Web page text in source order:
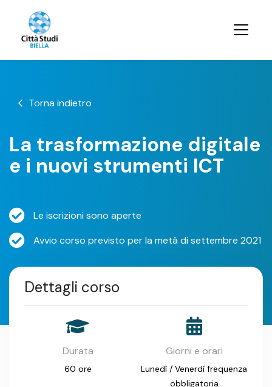
Torna indietro
La trasformazione digitale
e i nuovi strumenti ICT
Le iscrizioni sono aperte
Avvio corso previsto per la metà di settembre 2021
Dettagli corso
Durata
60 ore
Giorni e orari
Lunedì / Venerdì frequenza
obbligatoria